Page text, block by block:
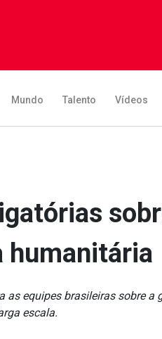
Mundo Talento Vídeos
humanitária
equipes brasileiras sobre a
escala.